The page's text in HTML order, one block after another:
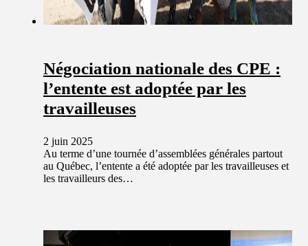
Négociation nationale des CPE :
l’entente est adoptée par les
travailleuses
2 juin 2025
Au terme d’une tournée d’assemblées générales partout
au Québec, l’entente a été adoptée par les travailleuses et
les travailleurs des…